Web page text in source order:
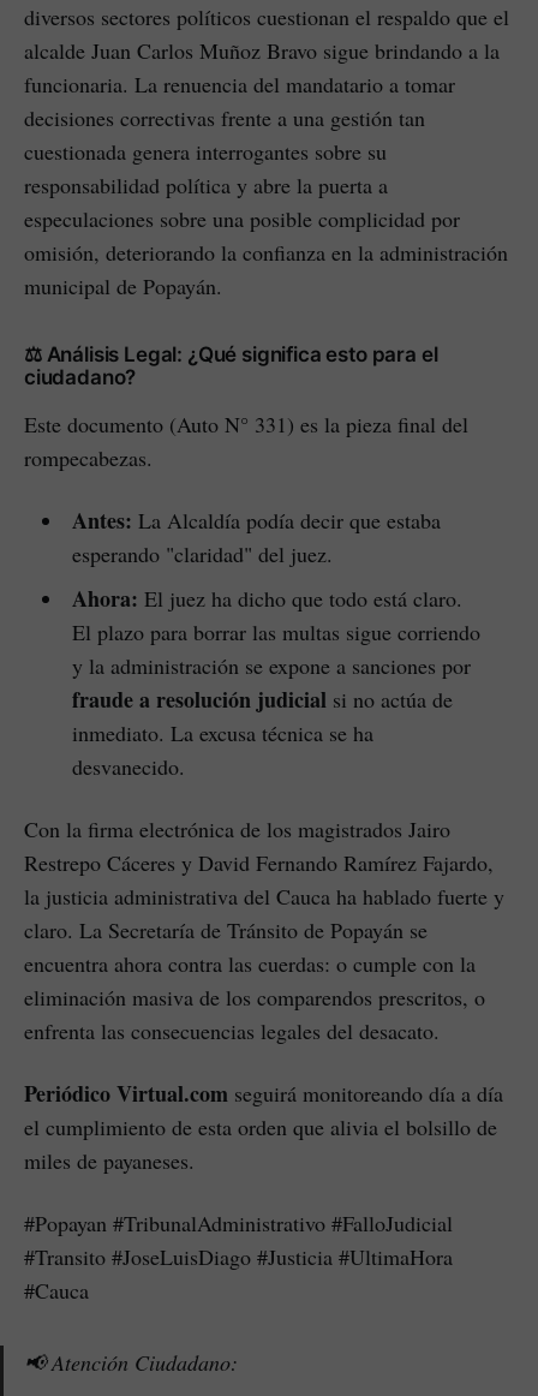
diversos sectores políticos cuestionan el respaldo que el
alcalde Juan Carlos Muñoz Bravo sigue brindando a la
funcionaria. La renuencia del mandatario a tomar
decisiones correctivas frente a una gestión tan
cuestionada genera interrogantes sobre su
responsabilidad política y abre la puerta a
especulaciones sobre una posible complicidad por
omisión, deteriorando la confianza en la administración
municipal de Popayán.
⚖️ Análisis Legal: ¿Qué significa esto para el
ciudadano?
Este documento (Auto N° 331) es la pieza final del
rompecabezas.
Antes: La Alcaldía podía decir que estaba
esperando "claridad" del juez.
Ahora: El juez ha dicho que todo está claro.
El plazo para borrar las multas sigue corriendo
y la administración se expone a sanciones por
fraude a resolución judicialsi no actúa de
inmediato. La excusa técnica se ha
desvanecido.
Con la firma electrónica de los magistrados Jairo
Restrepo Cáceres y David Fernando Ramírez Fajardo,
la justicia administrativa del Cauca ha hablado fuerte y
claro. La Secretaría de Tránsito de Popayán se
encuentra ahora contra las cuerdas: o cumple con la
eliminación masiva de los comparendos prescritos, o
enfrenta las consecuencias legales del desacato.
Periódico Virtual.com seguirá monitoreando día a día
el cumplimiento de esta orden que alivia el bolsillo de
miles de payaneses.
#Popayan #TribunalAdministrativo #FalloJudicial
#Transito #JoseLuisDiago #Justicia #UltimaHora
#Cauca
📢 Atención Ciudadano: